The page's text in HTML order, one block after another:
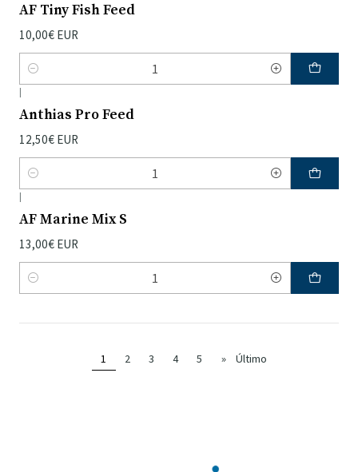
AF Tiny Fish Feed
10,00€ EUR
Quantidade
|
Anthias Pro Feed
12,50€ EUR
Quantidade
|
AF Marine Mix S
13,00€ EUR
Quantidade
1 2 3 4 5 » Último